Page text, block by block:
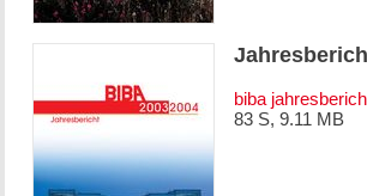
biba
83 S, 9.11 MB